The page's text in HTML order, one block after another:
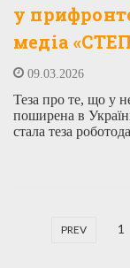
у
медіа
09.03.2026
Теза про те, що у
поширена в
стала теза
PREV 1